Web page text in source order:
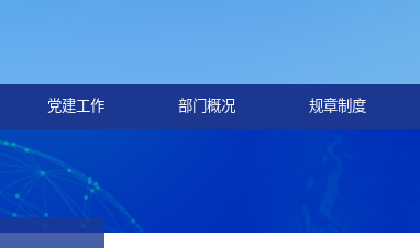
党建工作 部门概况 规章制度